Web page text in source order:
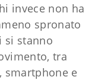
invece non ha
spronato
si stanno
tra
smartphone e